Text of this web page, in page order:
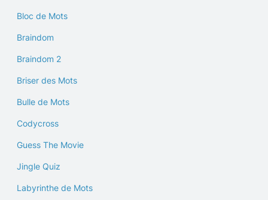
Bloc de Mots
Braindom
Braindom 2
Briser des Mots
Bulle de Mots
Codycross
Guess The Movie
Jingle Quiz
Labyrinthe de Mots